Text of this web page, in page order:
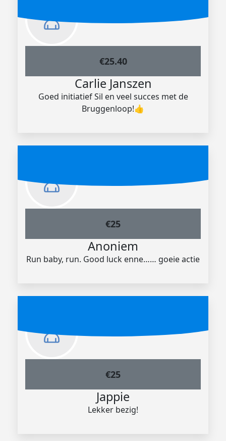
€25.40
Carlie Janszen
Goed initiatief Sil en veel succes met de
Bruggenloop!👍
€25
Anoniem
Run baby, run. Good luck enne…… goeie actie
€25
Jappie
Lekker bezig!